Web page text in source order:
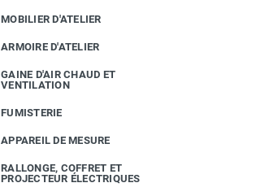
MOBILIER D'ATELIER
ARMOIRE D'ATELIER
GAINE D'AIR CHAUD ET
VENTILATION
FUMISTERIE
APPAREIL DE MESURE
RALLONGE, COFFRET ET
PROJECTEUR ÉLECTRIQUES